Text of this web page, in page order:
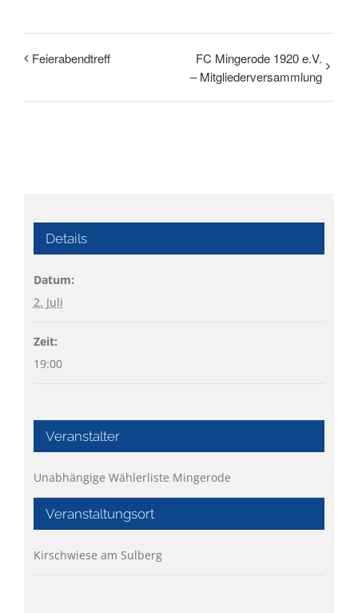
Feierabendtreff
FC Mingerode 1920 e.V.
– Mitgliederversammlung
Details
Datum:
2. Juli
Zeit:
19:00
Veranstaltungsort
Kirschwiese am Sulberg
Veranstalter
Unabhängige Wählerliste Mingerode